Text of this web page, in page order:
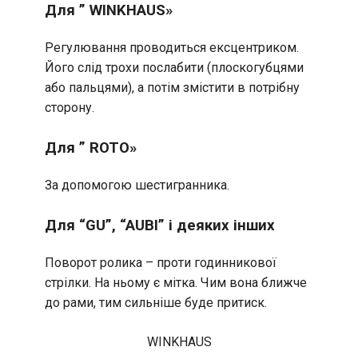
Для ” WINKHAUS»
Регулювання проводиться ексцентриком.
Його слід трохи послабити (плоскогубцями
або пальцями), а потім змістити в потрібну
сторону.
Для ” ROTO»
За допомогою шестигранника.
Для “GU”, “AUBI” і деяких інших
Поворот ролика – проти годинникової
стрілки. На ньому є мітка. Чим вона ближче
до рами, тим сильніше буде притиск.
WINKHAUS